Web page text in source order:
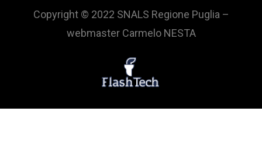
Copyright © 2022 SNALS Regione Puglia –
webmaster Carmelo NESTA